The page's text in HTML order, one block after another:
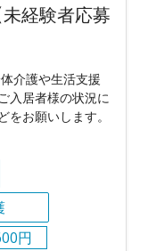
経験者応募
介護や生活支援
入居者様の状況に
お願いします。
円